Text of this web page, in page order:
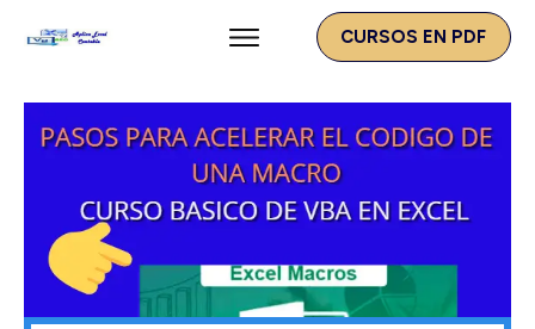
CURSOS EN PDF